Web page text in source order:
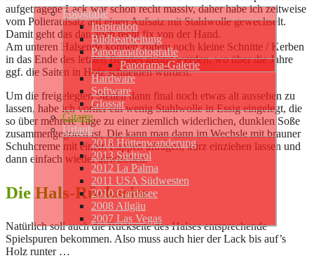
Fotografie
Inspiration
Bildbearbeitung
Panoramafotografie
Panorama-Galerie
Hardware
Software
Glossar
Gitarre
Urlaub
2018 Hüttenwanderung
2013 Südtirol
2012 La Palma
2011 USA Südwesten
2010 Gardasee
2008 Allgäu
2007 Las Vegas
aufgetragene Lack war schon recht massiv, daher habe ich zeitweise
vom Polieraufsatz auf einen Aufsatz mit Stahlwolle gewechselt.
Damit geht das dan auch recht fix von der Hand.
Am unteren Halsende können zudem noch kleine Schnitte / Kerben
in das Ende des letzten Bundes geritzt werden, wo über die Jahre
ggf. die Saiten in Holz schneiden würden.
Um die freigelegten Stellen dann final noch etwas alt aussehen zu
lassen, habe ich vorher ein wenig Stahlwolle in Essig eingelegt, die
so über mehrere Tage zu einer ziemlich widerlichen, dunklen Soße
zusammengegoren ist. Die kann man dann im Wechsle mit brauner
Schuhcreme mit einem Lappen aftragen, kurz einziehen lassen und
dann einfach wieder abwischen.
Die Hals-Rückseite
Natürlich soll auch die Rückseite des Halses entsprechende
Spielspuren bekommen. Also muss auch hier der Lack bis auf’s
Holz runter …